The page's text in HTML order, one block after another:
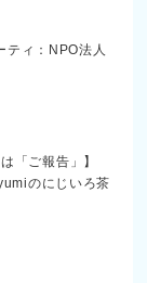
ティ：NPO法人
「ご報告」】
のにじいろ茶